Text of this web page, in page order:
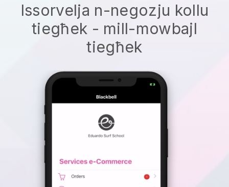
Issorvelja n-negozju kollu
tiegħek - mill-mowbajl
tiegħek